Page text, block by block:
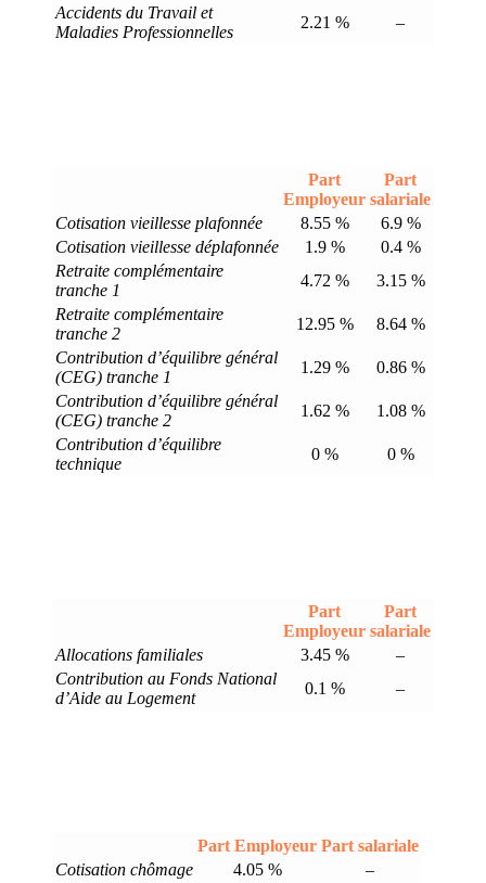
Accidents du Travail et
Maladies Professionnelles
2.21 % –
Part
Employeur
Part
salariale
Cotisation vieillesse plafonnée
8.55 %
6.9 %
Cotisation vieillesse déplafonnée
1.9 %
0.4 %
Retraite complémentaire
tranche 1
4.72 %
3.15 %
Retraite complémentaire
tranche 2
12.95 %
8.64 %
Contribution d’équilibre général
(CEG) tranche 1
1.29 %
0.86 %
Contribution d’équilibre général
(CEG) tranche 2
1.62 %
1.08 %
Contribution d’équilibre
technique
0 % 0 %
Part
Employeur
Part
salariale
Allocations familiales
3.45 %
–
Contribution au Fonds National
d’Aide au Logement
0.1 % –
Part Employeur Part salariale
Cotisation chômage
4.05 %
–